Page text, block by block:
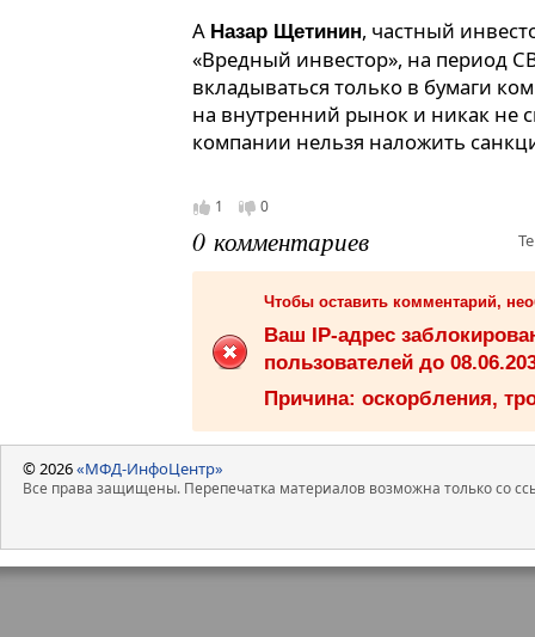
А Назар Щетинин, частный
«Вредный инвестор», на период
вкладываться только в бумаги
на внутренний рынок и никак не
компании нельзя наложить
1 0
0 комментариев
Чтобы оставить комментарий,
Ваш IP-адрес
пользователей до
Причина: оскорбления,
© 2026«МФД-ИнфоЦентр»
Все права защищены. Перепечатка материалов возможна только со